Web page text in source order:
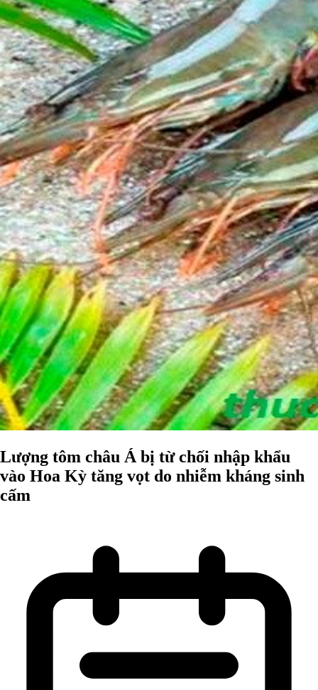
Lượng tôm châu Á bị từ chối nhập khẩu
vào Hoa Kỳ tăng vọt do nhiễm kháng sinh
cấm